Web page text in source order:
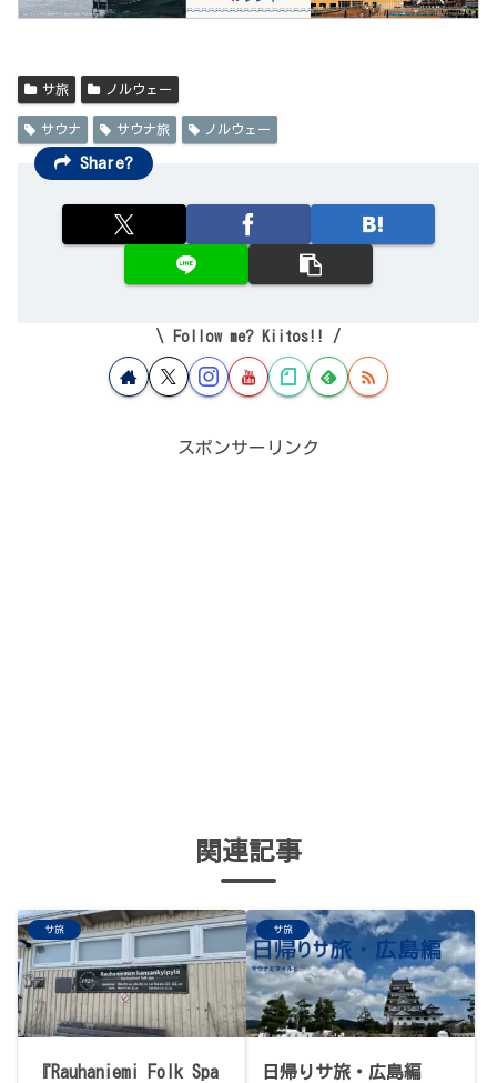
サ旅 ノルウェー
サウナ サウナ旅 ノルウェー
Share?
Follow me? Kiitos!!
スポンサーリンク
関連記事
サ旅
『Rauhaniemi Folk Spa
サ旅
日帰りサ旅・広島編